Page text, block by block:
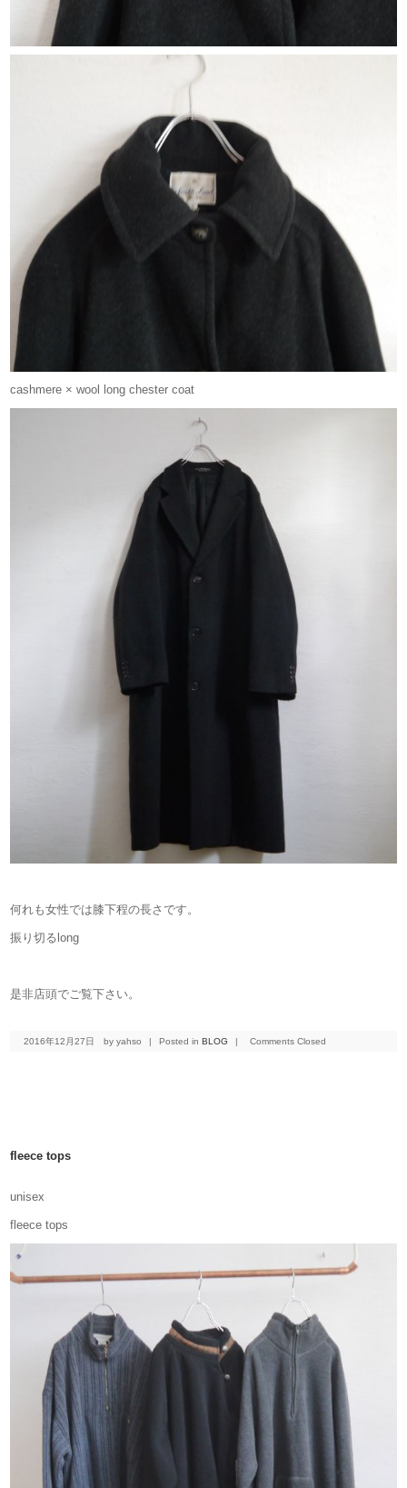
cashmere × wool long chester coat
何れも女性では膝下程の長さです。
振り切るlong
是非店頭でご覧下さい。
2016年12月27日 by yahso | Posted inBLOG | Comments Closed
fleece tops
unisex
fleece tops